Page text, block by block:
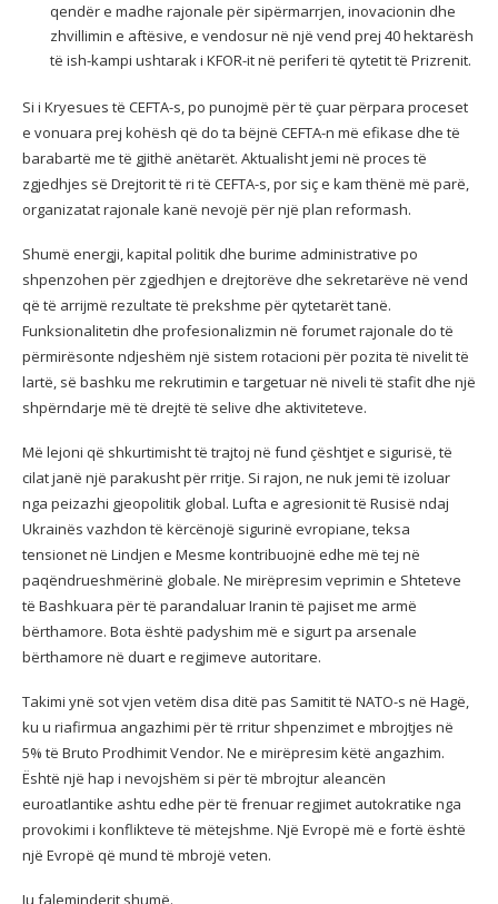
qendër e madhe rajonale për sipërmarrjen, inovacionin dhe
zhvillimin e aftësive, e vendosur në një vend prej 40 hektarësh
të ish-kampi ushtarak i KFOR-it në periferi të qytetit të Prizrenit.
Si i Kryesues të CEFTA-s, po punojmë për të çuar përpara proceset
e vonuara prej kohësh që do ta bëjnë CEFTA-n më efikase dhe të
barabartë me të gjithë anëtarët. Aktualisht jemi në proces të
zgjedhjes së Drejtorit të ri të CEFTA-s, por siç e kam thënë më parë,
organizatat rajonale kanë nevojë për një plan reformash.
Shumë energji, kapital politik dhe burime administrative po
shpenzohen për zgjedhjen e drejtorëve dhe sekretarëve në vend
që të arrijmë rezultate të prekshme për qytetarët tanë.
Funksionalitetin dhe profesionalizmin në forumet rajonale do të
përmirësonte ndjeshëm një sistem rotacioni për pozita të nivelit të
lartë, së bashku me rekrutimin e targetuar në niveli të stafit dhe një
shpërndarje më të drejtë të selive dhe aktiviteteve.
Më lejoni që shkurtimisht të trajtoj në fund çështjet e sigurisë, të
cilat janë një parakusht për rritje. Si rajon, ne nuk jemi të izoluar
nga peizazhi gjeopolitik global. Lufta e agresionit të Rusisë ndaj
Ukrainës vazhdon të kërcënojë sigurinë evropiane, teksa
tensionet në Lindjen e Mesme kontribuojnë edhe më tej në
paqëndrueshmërinë globale. Ne mirëpresim veprimin e Shteteve
të Bashkuara për të parandaluar Iranin të pajiset me armë
bërthamore. Bota është padyshim më e sigurt pa arsenale
bërthamore në duart e regjimeve autoritare.
Takimi ynë sot vjen vetëm disa ditë pas Samitit të NATO-s në Hagë,
ku u riafirmua angazhimi për të rritur shpenzimet e mbrojtjes në
5% të Bruto Prodhimit Vendor. Ne e mirëpresim këtë angazhim.
Është një hap i nevojshëm si për të mbrojtur aleancën
euroatlantike ashtu edhe për të frenuar regjimet autokratike nga
provokimi i konflikteve të mëtejshme. Një Evropë më e fortë është
një Evropë që mund të mbrojë veten.
Ju faleminderit shumë.